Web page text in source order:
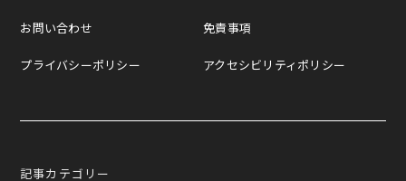
お問い合わせ
プライバシーポリシー
免責事項
アクセシビリティポリシー
記事カテゴリー